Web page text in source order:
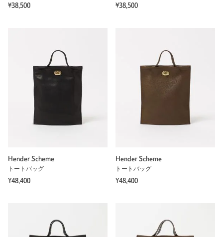
¥38,500
¥38,500
Hender Scheme
トートバッグ
¥48,400
Hender Scheme
トートバッグ
¥48,400